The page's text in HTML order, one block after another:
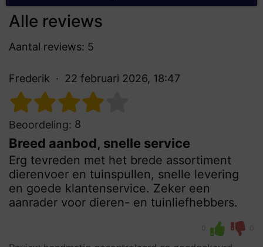
Alle reviews
Aantal reviews: 5
Frederik 22 februari 2026, 18:47
Beoordeling: 8
Breed aanbod, snelle service
Erg tevreden met het brede assortiment
dierenvoer en tuinspullen, snelle levering
en goede klantenservice. Zeker een
aanrader voor dieren- en tuinliefhebbers.
0 0